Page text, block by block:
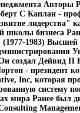
Авторы
С Каплан -
лидерства"
школы бизнеса
(1977-1983)
создал Дейвид П
- президент
Inc, которая
систему
мира Ранее был